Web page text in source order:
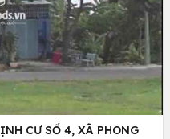
CƯ SỐ 4, XÃ PHONG